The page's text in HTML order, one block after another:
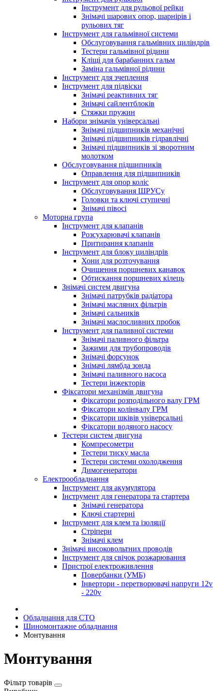
Інструмент для рульової рейки
Знімачі шарових опор, шарнірів і
рульових тяг
Інструмент для гальмівної системи
Обслуговування гальмівних циліндрів
Тестери гальмівної рідини
Кліщі для барабанних гальм
Заміна гальмівної рідини
Інструмент для зчеплення
Інструмент для підвіски
Знімачі реактивних тяг
Знімачі сайлентблоків
Стяжки пружин
Набори знімачів універсальні
Знімачі підшипників механічні
Знімачі підшипників гідравлічні
Знімачі підшипників зі зворотним
молотком
Обслуговування підшипників
Оправлення для підшипників
Інструмент для опор коліс
Обслуговування ШРУСу
Головки та ключі ступичні
Знімачі півосі
Моторна група
Інструмент для клапанів
Розсухарювачі клапанів
Притирання клапанів
Інструмент для блоку циліндрів
Хони для розточування
Очищення поршневих канавок
Обтискання поршневих кілець
Знімачі систем двигуна
Знімачі патрубків радіатора
Знімачі масляних фільтрів
Знімачі сальників
Знімачі маслосливних пробок
Інструмент для паливної системи
Знімачі паливного фільтра
Зажими для трубопроводів
Знімачі форсунок
Знімачі лямбда зонда
Знімачі паливного насоса
Тестери інжекторів
Фіксатори механізмів двигуна
Фіксатори розподільного валу ГРМ
Фіксатори колінвалу ГРМ
Фіксатори шківів універсальні
Фіксатори водяного насосу
Тестери систем двигуна
Компресометри
Тестери тиску масла
Тестери системи охолодження
Димогенератори
Електрообладнання
Інструмент для акумулятора
Інструмент для генератора та стартера
Знімачі генератора
Ключі стартерні
Інструмент для клем та ізоляції
Стріпери
Знімачі клем
Знімачі високовольтних проводів
Інструмент для свічок розжарювання
Пристрої електроживлення
Повербанки (УМБ)
Інвертори - перетворювачі напруги 12v
- 220v
Обладнання для СТО
Шиномонтажне обладнання
Монтування
Монтування
Фільтр товарів